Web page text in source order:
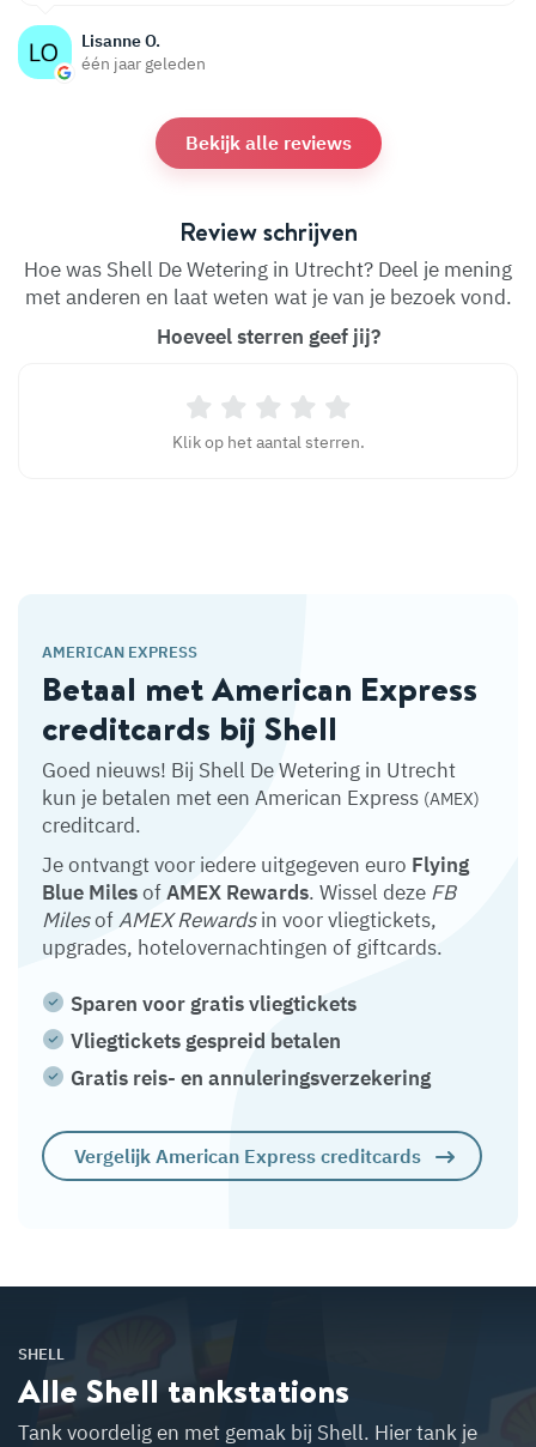
Lisanne O.
één jaar geleden
Bekijk alle reviews
Review schrijven
Hoe was Shell De Wetering in Utrecht? Deel je mening
met anderen en laat weten wat je van je bezoek vond.
Hoeveel sterren geef jij?
Klik op het aantal sterren.
AMERICAN EXPRESS
Betaal met American Express
creditcards bij Shell
Goed nieuws! Bij Shell De Wetering in Utrecht
kun je betalen met een American Express (AMEX)
creditcard.
Je ontvangt voor iedere uitgegeven euro Flying
Blue MilesofAMEX Rewards. Wissel deze FB
MilesofAMEX Rewardsin voor vliegtickets,
upgrades, hotelovernachtingen of giftcards.
Sparen voor gratis vliegtickets
Vliegtickets gespreid betalen
Gratis reis- en annuleringsverzekering
Vergelijk American Express creditcards
SHELL
Alle Shell tankstations
Tank voordelig en met gemak bij Shell. Hier tank je